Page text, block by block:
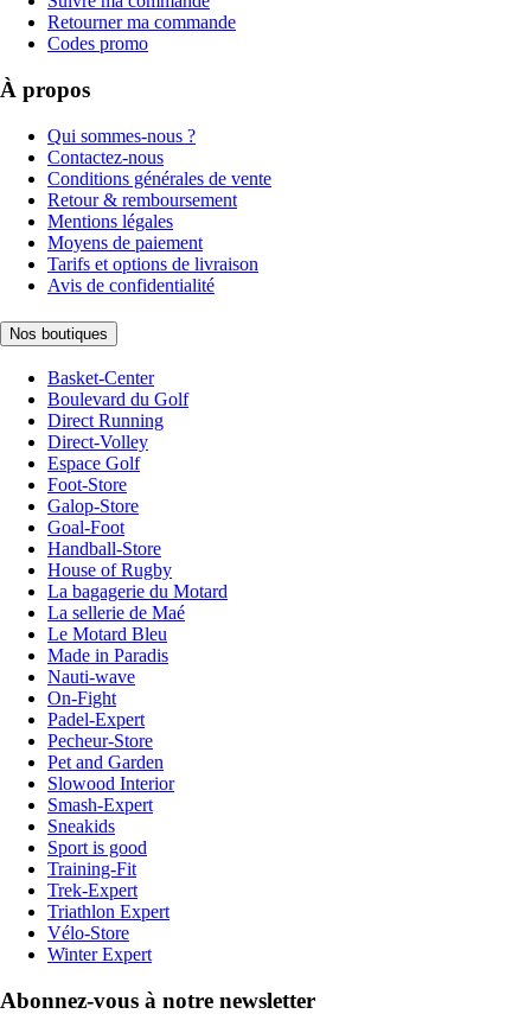
Retourner ma commande
Codes promo
À propos
Qui sommes-nous ?
Contactez-nous
Conditions générales de vente
Retour & remboursement
Mentions légales
Moyens de paiement
Tarifs et options de livraison
Avis de confidentialité
Nos boutiques
Basket-Center
Boulevard du Golf
Direct Running
Direct-Volley
Espace Golf
Foot-Store
Galop-Store
Goal-Foot
Handball-Store
House of Rugby
La bagagerie du Motard
La sellerie de Maé
Le Motard Bleu
Made in Paradis
Nauti-wave
On-Fight
Padel-Expert
Pecheur-Store
Pet and Garden
Slowood Interior
Smash-Expert
Sneakids
Sport is good
Training-Fit
Trek-Expert
Triathlon Expert
Vélo-Store
Winter Expert
Abonnez-vous à notre newsletter